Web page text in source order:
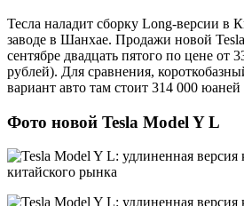
Тесла наладит сборку Long-версии в
заводе в Шанхае. Продажи новой
сентябре двадцать пятого по цене от
рублей). Для сравнения,
вариант авто там стоит 314 000
Фото новой Tesla Model Y L